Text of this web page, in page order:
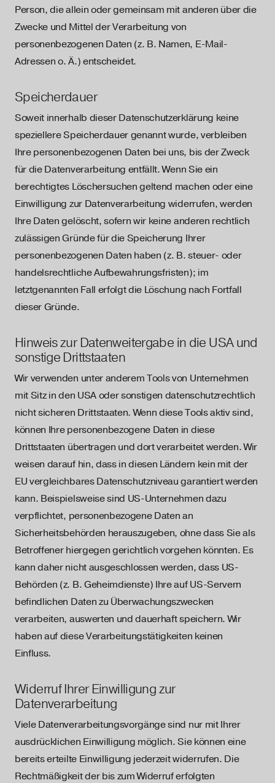
Person, die allein oder gemeinsam mit anderen über die
Zwecke und Mittel der Verarbeitung von
personenbezogenen Daten (z. B. Namen, E-Mail-
Adressen o. Ä.) entscheidet.
Speicherdauer
Soweit innerhalb dieser Datenschutzerklärung keine
speziellere Speicherdauer genannt wurde, verbleiben
Ihre personenbezogenen Daten bei uns, bis der Zweck
für die Datenverarbeitung entfällt. Wenn Sie ein
berechtigtes Löschersuchen geltend machen oder eine
Einwilligung zur Datenverarbeitung widerrufen, werden
Ihre Daten gelöscht, sofern wir keine anderen rechtlich
zulässigen Gründe für die Speicherung Ihrer
personenbezogenen Daten haben (z. B. steuer- oder
handelsrechtliche Aufbewahrungsfristen); im
letztgenannten Fall erfolgt die Löschung nach Fortfall
dieser Gründe.
Hinweis zur Datenweitergabe in die USA und
sonstige Drittstaaten
Wir verwenden unter anderem Tools von Unternehmen
mit Sitz in den USA oder sonstigen datenschutzrechtlich
nicht sicheren Drittstaaten. Wenn diese Tools aktiv sind,
können Ihre personenbezogene Daten in diese
Drittstaaten übertragen und dort verarbeitet werden. Wir
weisen darauf hin, dass in diesen Ländern kein mit der
EU vergleichbares Datenschutzniveau garantiert werden
kann. Beispielsweise sind US-Unternehmen dazu
verpflichtet, personenbezogene Daten an
Sicherheitsbehörden herauszugeben, ohne dass Sie als
Betroffener hiergegen gerichtlich vorgehen könnten. Es
kann daher nicht ausgeschlossen werden, dass US-
Behörden (z. B. Geheimdienste) Ihre auf US-Servern
befindlichen Daten zu Überwachungszwecken
verarbeiten, auswerten und dauerhaft speichern. Wir
haben auf diese Verarbeitungstätigkeiten keinen
Einfluss.
Widerruf Ihrer Einwilligung zur
Datenverarbeitung
Viele Datenverarbeitungsvorgänge sind nur mit Ihrer
ausdrücklichen Einwilligung möglich. Sie können eine
bereits erteilte Einwilligung jederzeit widerrufen. Die
Rechtmäßigkeit der bis zum Widerruf erfolgten